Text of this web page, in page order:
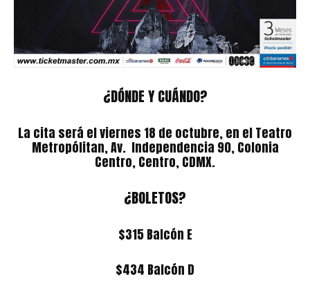
¿DÓNDE Y CUÁNDO?
La cita será el viernes 18 de octubre, en el Teatro
Metropólitan, Av. Independencia 90, Colonia
Centro, Centro, CDMX.
¿BOLETOS?
$315 Balcón E
$434 Balcón D